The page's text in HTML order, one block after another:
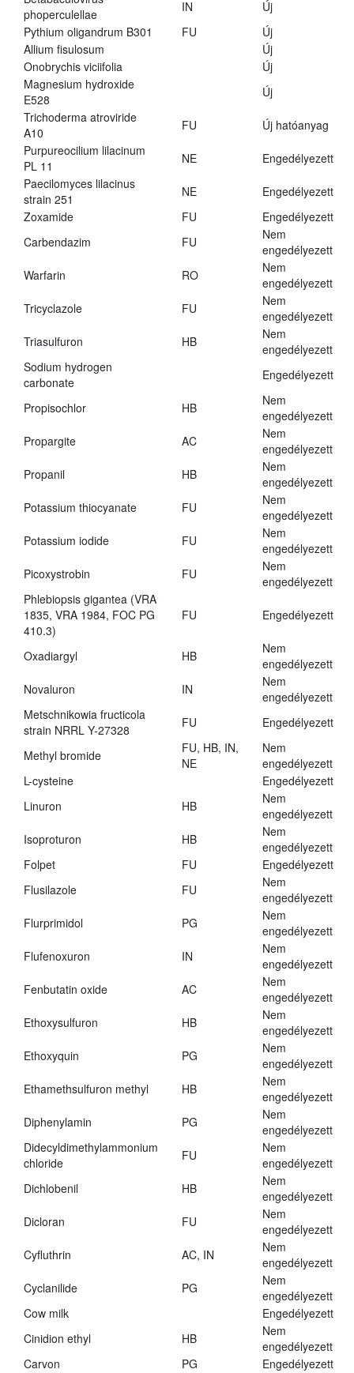
phoperculellae
IN
Új
Pythium oligandrum B301
FU
Új
Allium fisulosum
Új
Onobrychis viciifolia
Új
Magnesium hydroxide
E528
Új
Trichoderma atroviride
A10
FU
Új hatóanyag
Purpureocilium lilacinum
PL 11
NE
Engedélyezett
Paecilomyces lilacinus
strain 251
NE
Engedélyezett
Zoxamide
FU
Engedélyezett
Carbendazim
FU
Nem
engedélyezett
Warfarin
RO
Nem
engedélyezett
Tricyclazole
FU
Nem
engedélyezett
Triasulfuron
HB
Nem
engedélyezett
Sodium hydrogen
carbonate
Engedélyezett
Propisochlor HB
Nem
engedélyezett
Propargite
AC
Nem
engedélyezett
Propanil
HB
Nem
engedélyezett
Potassium thiocyanate
FU
Nem
engedélyezett
Potassium iodide
FU
Nem
engedélyezett
Picoxystrobin
FU
Nem
engedélyezett
Phlebiopsis gigantea (VRA
1835, VRA 1984, FOC PG
410.3)
FU Engedélyezett
Oxadiargyl HB
Nem
engedélyezett
Novaluron
IN
Nem
engedélyezett
Metschnikowia fructicola
strain NRRL Y-27328
FU Engedélyezett
Methyl bromide
FU, HB, IN,
NE
Nem
engedélyezett
L-cysteine
Engedélyezett
Linuron
HB
Nem
engedélyezett
Isoproturon
HB
Nem
engedélyezett
Folpet
FU
Engedélyezett
Flusilazole
FU
Nem
engedélyezett
Flurprimidol
PG
Nem
engedélyezett
Flufenoxuron
IN
Nem
engedélyezett
Fenbutatin oxide
AC
Nem
engedélyezett
Ethoxysulfuron
HB
Nem
engedélyezett
Ethoxyquin
PG
Nem
engedélyezett
Ethamethsulfuron methyl
HB
Nem
engedélyezett
Diphenylamin
PG
Nem
engedélyezett
Didecyldimethylammonium
chloride
FU
Nem
engedélyezett
Dichlobenil
HB
Nem
engedélyezett
Dicloran
FU
Nem
engedélyezett
Cyfluthrin
AC, IN
Nem
engedélyezett
Cyclanilide
PG
Nem
engedélyezett
Cow milk
Engedélyezett
Cinidion ethyl
HB
Nem
engedélyezett
Carvon
PG Engedélyezett